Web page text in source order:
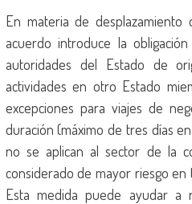
En materia de desplazamiento
acuerdo introduce la
autoridades del Estado de
actividades en otro Estado
excepciones para viajes de
duración (máximo de tres días
no se aplican al sector de la
considerado de mayor riesgo
Esta medida puede ayudar a